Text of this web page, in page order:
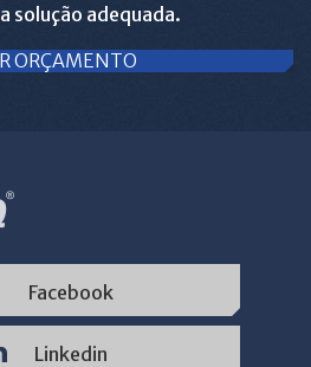
solução adequada.
ORÇAMENTO
Facebook
Linkedin